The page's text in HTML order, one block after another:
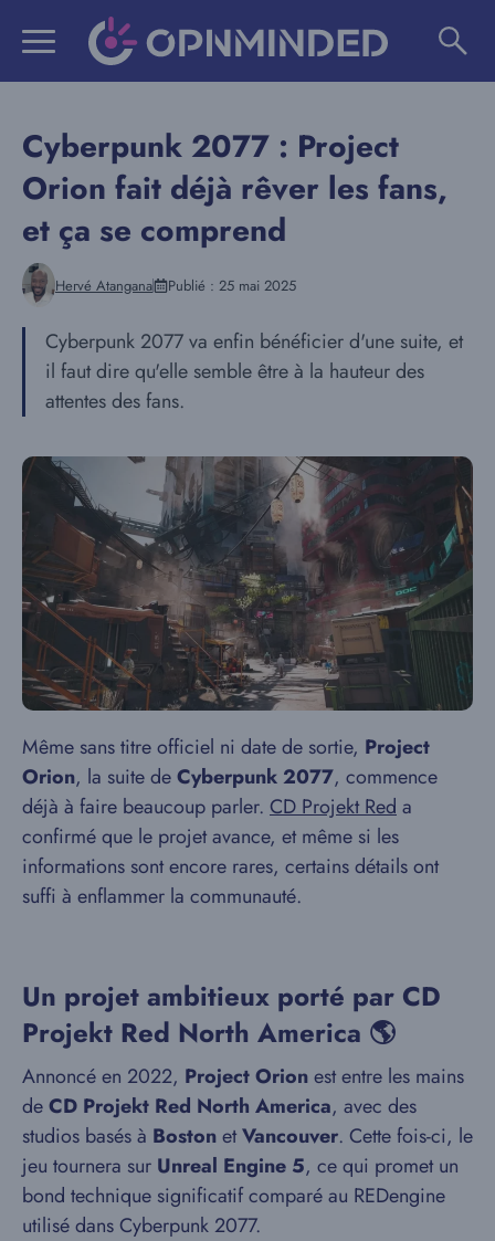
Cyberpunk 2077 : Project
Orion fait déjà rêver les fans,
et ça se comprend
Hervé Atangana Publié : 25 mai 2025
Cyberpunk 2077 va enfin bénéficier d'une suite, et
il faut dire qu'elle semble être à la hauteur des
attentes des fans.
Même sans titre officiel ni date de sortie, Project
Orion, la suite deCyberpunk 2077, commence
déjà à faire beaucoup parler. CD Projekt Red a
confirmé que le projet avance, et même si les
informations sont encore rares, certains détails ont
suffi à enflammer la communauté.
Un projet ambitieux porté par CD
Projekt Red North America 🌎
Annoncé en 2022, Project Orionest entre les mains
deCD Projekt Red North America, avec des
studios basés à BostonetVancouver. Cette fois-ci, le
jeu tournera sur Unreal Engine 5, ce qui promet un
bond technique significatif comparé au REDengine
utilisé dans Cyberpunk 2077.